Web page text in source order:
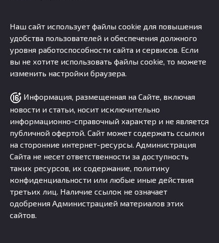
Наш сайт использует файлы cookie для повышения
удобства пользователей и обеспечения должного
уровня работоспособности сайта и сервисов. Если
вы не хотите использовать файлы cookie, то можете
изменить настройки браузера.
Информация, размещенная на Сайте, включая
новости и статьи, носит исключительно
информационно-справочный характер и не является
публичной офертой. Сайт может содержать ссылки
на сторонние интернет-ресурсы. Администрация
Сайта не несет ответственности за доступность
таких ресурсов, их содержание, политику
конфиденциальности или любые иные действия
третьих лиц. Наличие ссылок не означает
одобрения Администрацией материалов этих
сайтов.